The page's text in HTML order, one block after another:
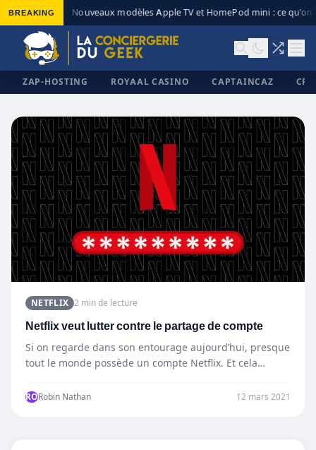
BREAKING Nouveaux modèles Apple TV et HomePod mini : ce qu’on
ZAP-HOSTING ROYAAL CASINO CAPTAINCAZ
✕
NETFLIX 2 min de lecture
Netflix veut lutter contre le partage de compte
Si on regarde dans son entourage aujourd’hui, presque
tout le monde possède un compte Netflix. Et cela
RORobin Nathan 12 mars 2021